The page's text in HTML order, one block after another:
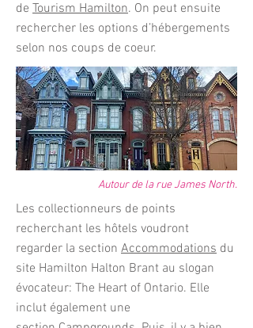
de Tourism Hamilton. On peut ensuite
rechercher les options d’hébergements
selon nos coups de coeur.
Autour de la rue James North.
Les collectionneurs de points
recherchant les hôtels voudront
regarder la section Accommodations du
site Hamilton Halton Brant au slogan
évocateur: The Heart of Ontario. Elle
inclut également une